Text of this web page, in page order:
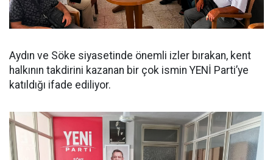
Aydın ve Söke siyasetinde önemli izler bırakan, kent
halkının takdirini kazanan bir çok ismin YENİ Parti’ye
katıldığı ifade ediliyor.